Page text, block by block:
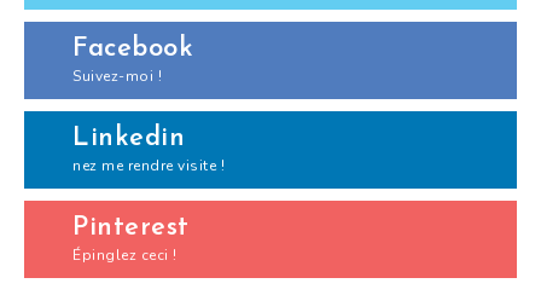
Facebook
Suivez-moi !
Linkedin
nez me rendre visite !
Pinterest
Épinglez ceci !